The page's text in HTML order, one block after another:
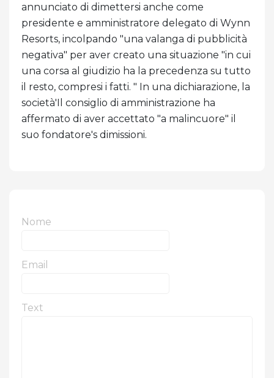
annunciato di dimettersi anche come
presidente e amministratore delegato di Wynn
Resorts, incolpando "una valanga di pubblicità
negativa" per aver creato una situazione "in cui
una corsa al giudizio ha la precedenza su tutto
il resto, compresi i fatti. " In una dichiarazione, la
società'Il consiglio di amministrazione ha
affermato di aver accettato "a malincuore" il
suo fondatore's dimissioni.
Nome
Email
Text